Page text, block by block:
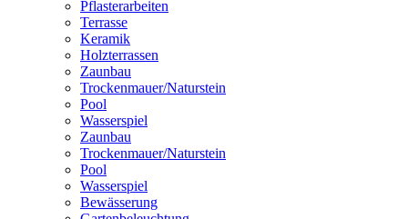
Pflasterarbeiten
Terrasse
Keramik
Holzterrassen
Zaunbau
Trockenmauer/Naturstein
Pool
Wasserspiel
Zaunbau
Trockenmauer/Naturstein
Pool
Wasserspiel
Bewässerung